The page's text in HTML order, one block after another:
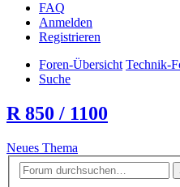
FAQ
Anmelden
Registrieren
Foren-Übersicht Technik-
Suche
R 850 / 1100
Neues Thema